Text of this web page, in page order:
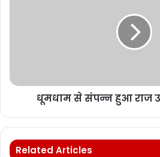
धूमधाम से संपन्न हुआ राज
Related Articles